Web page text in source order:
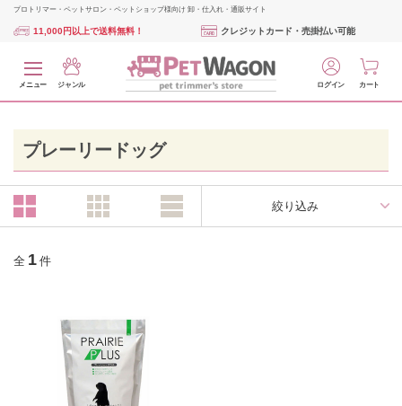
プロトリマー・ペットサロン・ペットショップ様向け 卸・仕入れ・通販サイト
11,000円以上で送料無料！ クレジットカード・売掛払い可能
メニュー ジャンル ログイン カート
プレーリードッグ
絞り込み
全 1 件